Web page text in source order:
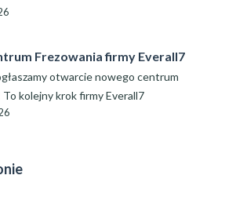
Frezowania firmy Everall7
otwarcie nowego centrum
kolejny krok firmy Everall7